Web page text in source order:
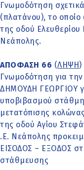
Γνωμοδότηση
(πλατάνου), το οποίο
της οδού Ελευθερίου
Νεάπολης.
ΑΠΟΦΑΣΗ 66 (ΛΗΨΗ )
Γνωμοδότηση για
ΔΗΜΟΥΔΗ ΓΕΩΡΓΙΟΥ
υποβιβασμού
μετατόπισης
της οδού Αγίου
.Ε. Νεάπολης
ΕΙΣΟΔΟΣ – ΕΞΟΔΟΣ
στάθμευσης